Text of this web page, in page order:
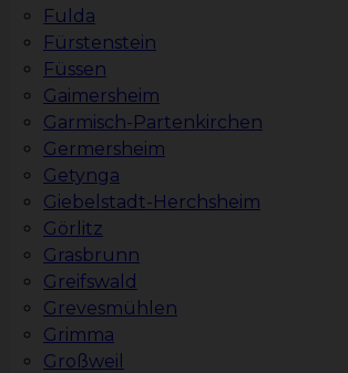
Fulda
Fürstenstein
Füssen
Gaimersheim
Garmisch-Partenkirchen
Germersheim
Getynga
Giebelstadt-Herchsheim
Görlitz
Grasbrunn
Greifswald
Grevesmühlen
Grimma
Großweil